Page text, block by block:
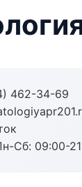
462-34-69
Сб: 09:00-